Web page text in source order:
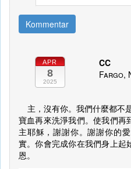
Kommentar
APR
8
2025
CC
Fargo,
主，沒有你。我們什麼都不
寶血再來洗淨我們。使我們再
主耶穌，謝謝你。謝謝你的
實。你會完成你在我們身上起
恩。